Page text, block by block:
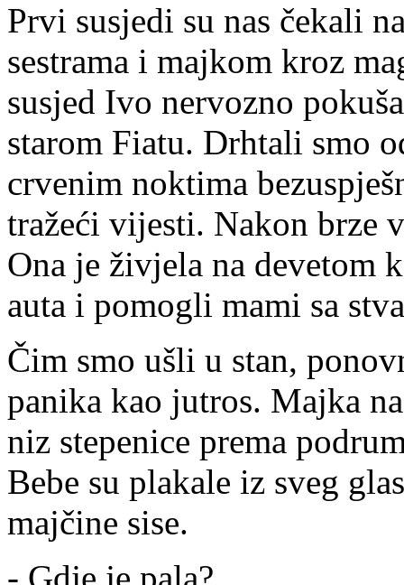
Prvi susjedi su nas čekali
sestrama i majkom kroz
susjed Ivo nervozno
starom Fiatu. Drhtali smo
crvenim noktima
tražeći vijesti. Nakon brze
Ona je živjela na devetom
auta i pomogli mami sa
Čim smo ušli u stan,
panika kao jutros. Majka
niz stepenice prema
Bebe su plakale iz sveg
majčine sise.